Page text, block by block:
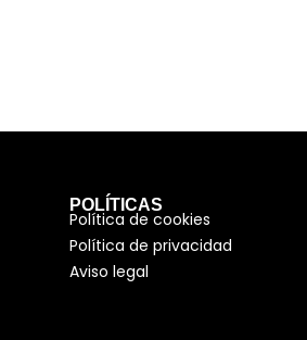
POLÍTICAS
Política de cookies
Política de privacidad
Aviso legal